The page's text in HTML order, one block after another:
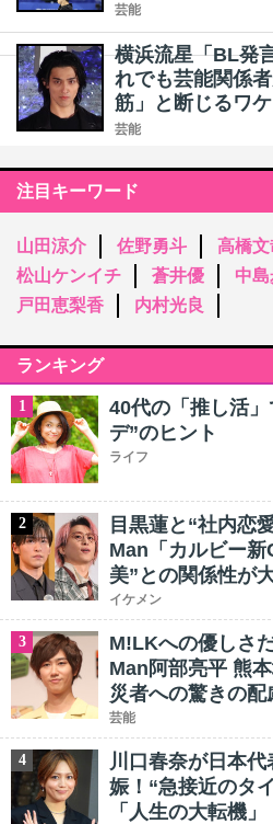
芸能
横浜流星「BL発
れでも芸能関係
筋」と断じるワケ
芸能
注目キーワード
山田涼介 佐野勇斗 高橋文
松山ケンイチ
蒼井優 中
戸田恵梨香
内村光良
ランキング
1
40代の「推し活
デ”のヒント
ライフ
2
目黒蓮と“社内恋
Man「カルビー新
美”との関係性が
イケメン
3
M!LKへの優しさ
Man阿部亮平 熊
災者への驚きの
芸能
4
川口春奈が日本
娠！“急接近のタ
「人生の大転機」